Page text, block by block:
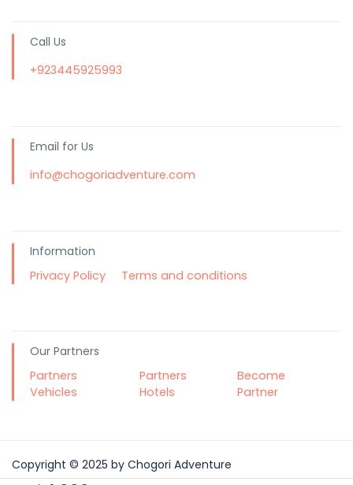
Call Us
+923445925993
Email for Us
info@chogoriadventure.com
Information
Privacy Policy
Terms and conditions
Our Partners
Partners
Vehicles
Partners
Hotels
Become
Partner
Copyright © 2025 by Chogori Adventure